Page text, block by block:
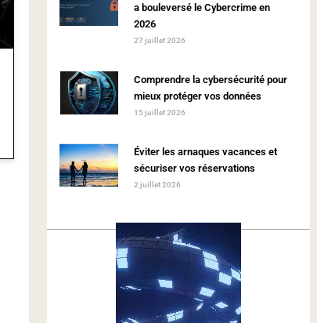
a bouleversé le Cybercrime en
2026
27 juillet 2026
Comprendre la cybersécurité pour
mieux protéger vos données
15 juillet 2026
Éviter les arnaques vacances et
sécuriser vos réservations
2 juillet 2026